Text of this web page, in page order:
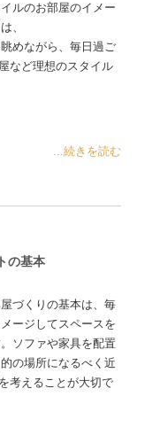
ルのお部屋のイメー
、
めながら、毎日過ご
など理想のスタイル
...続きを読む
の基本
づくりの基本は、毎
ージしてスペースを
ソファや家具を配置
の場所になるべく近
考えることが大切で